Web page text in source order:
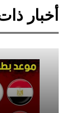
أخبار